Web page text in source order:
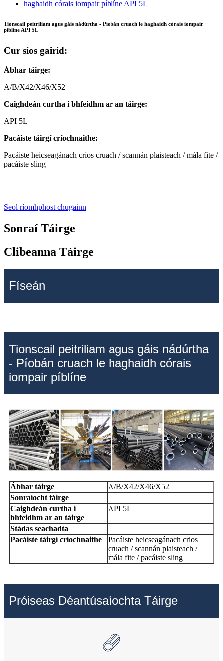
Tionscail peitriliam agus gáis nádúrtha - Píobán cruach le haghaidh córais iompair
píblíne API 5L
Cur síos gairid:
Ábhar táirge:
A/B/X42/X46/X52
Caighdeán curtha i bhfeidhm ar an táirge:
API 5L
Pacáiste táirgí críochnaithe:
Pacáiste heicseagánach crios cruach / scannán plaisteach / mála fite /
pacáiste sling
Seol ríomhphost chugainn
Sonraí Táirge
Clibeanna Táirge
Físeán
Tionscail peitriliam agus gáis nádúrtha
- Píobán cruach le haghaidh córais
iompair píblíne
Ábhar táirge
A/B/X42/X46/X52
Sonraíocht táirge
Caighdeán curtha i
bhfeidhm ar an táirge
API 5L
Stádas seachadta
Pacáiste táirgí críochnaithe
Pacáiste heicseagánach crios
cruach / scannán plaisteach /
mála fite / pacáiste sling
Próiseas Déantúsaíochta Táirge